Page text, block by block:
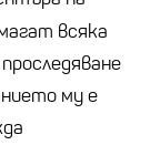
всяка
му е